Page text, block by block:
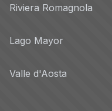
Riviera Romagnola
Lago Mayor
Valle d'Aosta